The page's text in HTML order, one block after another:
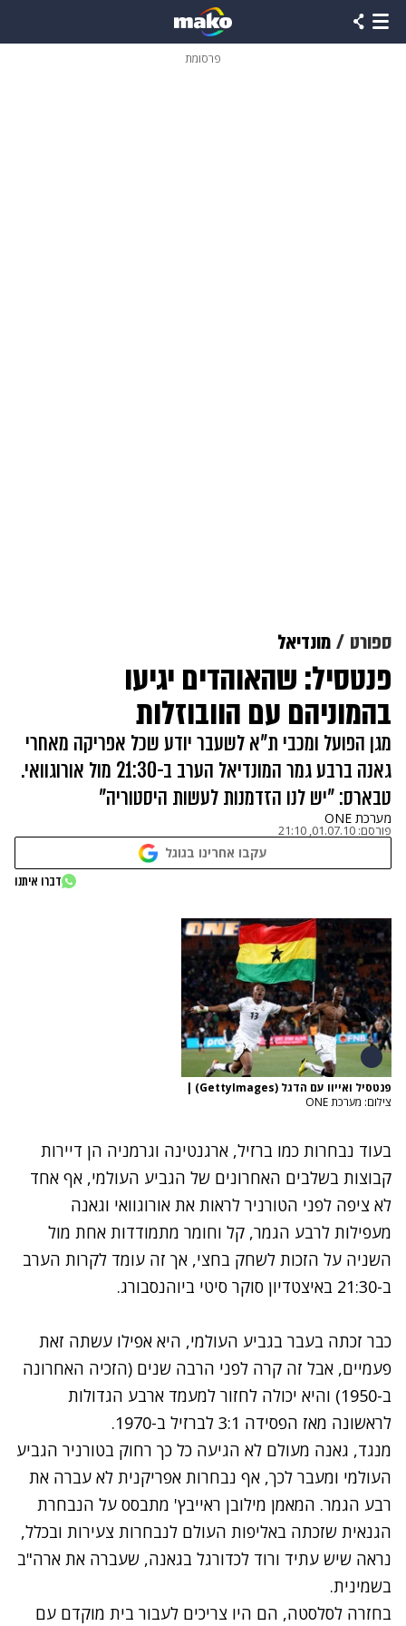
פרסומת
ספורט מונדיאל
פנטסיל: שהאוהדים יגיעו
בהמוניהם עם הוובוזלות
מגן הפועל ומכבי ת"א לשעבר יודע שכל אפריקה מאחרי
גאנה ברבע גמר המונדיאל הערב ב-21:30 מול אורוגוואי.
טבארס: "יש לנו הזדמנות לעשות היסטוריה"
מערכת ONE
פורסם: 01.07.10, 21:10
עקבו אחרינו בגוגל
דברו איתנו
פנטסיל ואייוו עם הדגל (GettyImages)
|
צילום: מערכת ONE
בעוד נבחרות כמו ברזיל, ארגנטינה וגרמניה הן דיירות
קבוצות בשלבים האחרונים של הגביע העולמי, אף אחד
לא ציפה לפני הטורניר לראות את אורוגוואי וגאנה
מעפילות לרבע הגמר, קל וחומר מתמודדות אחת מול
השניה על הזכות לשחק בחצי, אך זה עומד לקרות הערב
ב-21:30 באיצטדיון סוקר סיטי ביוהנסבורג.
כבר זכתה בעבר בגביע העולמי, היא אפילו עשתה זאת
פעמיים, אבל זה קרה לפני הרבה שנים (הזכיה האחרונה
ב-1950) והיא יכולה לחזור למעמד ארבע הגדולות
לראשונה מאז הפסידה 3:1 לברזיל ב-1970.
מנגד, גאנה מעולם לא הגיעה כל כך רחוק בטורניר הגביע
העולמי ומעבר לכך, אף נבחרות אפריקנית לא עברה את
רבע הגמר. המאמן מילובן ראייבץ' מתבסס על הנבחרת
הגנאית שזכתה באליפות העולם לנבחרות צעירות ובכלל,
נראה שיש עתיד ורוד לכדורגל בגאנה, שעברה את ארה"ב
בשמינית.
בחזרה לסלסטה, הם היו צריכים לעבור בית מוקדם עם